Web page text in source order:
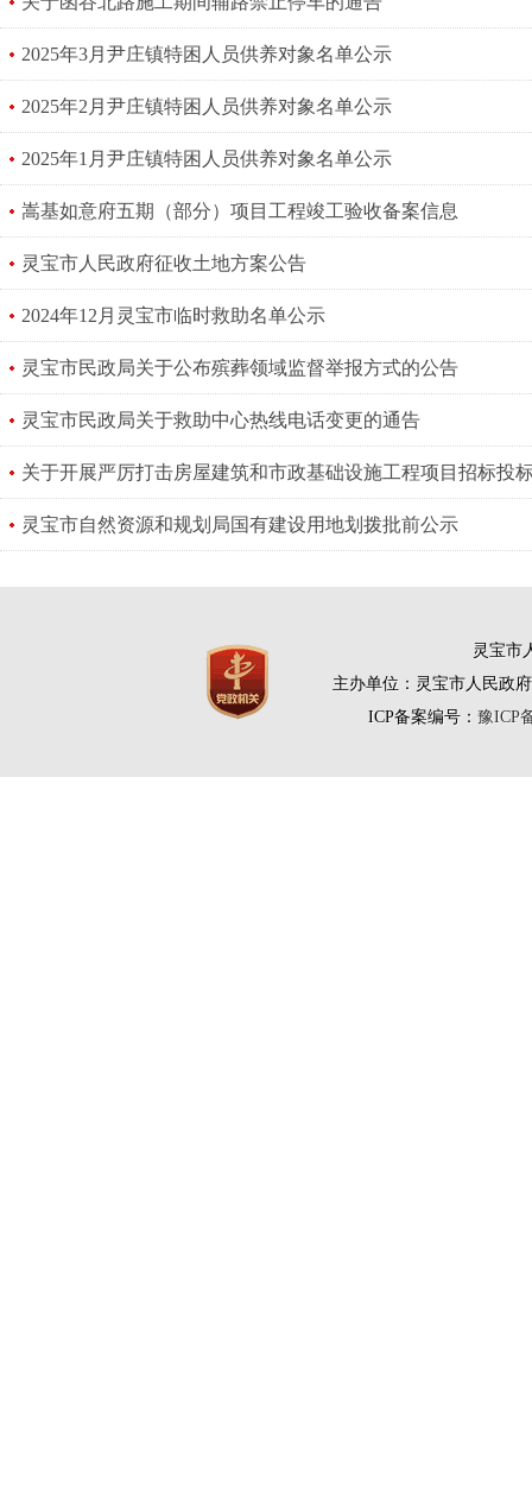
2025年3月尹庄镇特困人员供养对象名单公示
2025年2月尹庄镇特困人员供养对象名单公示
2025年1月尹庄镇特困人员供养对象名单公示
嵩基如意府五期（部分）项目工程竣工验收备案信息
灵宝市人民政府征收土地方案公告
2024年12月灵宝市临时救助名单公示
灵宝市民政局关于公布殡葬领域监督举报方式的公告
灵宝市民政局关于救助中心热线电话变更的通告
关于开展严厉打击房屋建筑和市政基础设施工程项目招标投
灵宝市自然资源和规划局国有建设用地划拨批前公示
灵宝市
主办单位：灵宝市人民政
ICP备案编号： 豫ICP